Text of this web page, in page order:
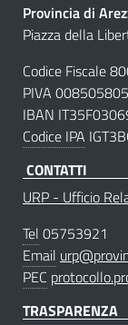
Provincia di
Piazza della
Codice Fiscale
PIVA
IBAN
Codice IPA
CONTATTI
URP - Ufficio
Tel 05753921
Email
PEC
TRASPARENZA